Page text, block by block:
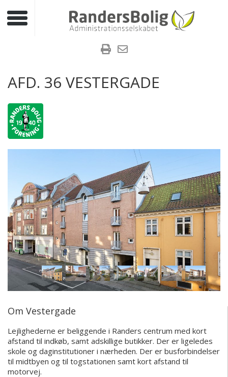
Toggle navigation
AFD. 36 VESTERGADE
Om Vestergade
Lejlighederne er beliggende i Randers centrum med kort
afstand til indkøb, samt adskillige butikker. Der er ligeledes
skole og daginstitutioner i nærheden. Der er busforbindelser
til midtbyen og til togstationen samt kort afstand til
motorvej.